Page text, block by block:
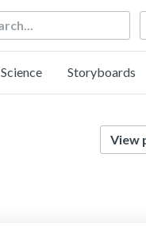
Science Storyboards
View